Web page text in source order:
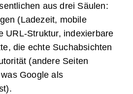
aus drei Säulen:
(Ladezeit, mobile
URL-Struktur, indexierbare
die echte Suchabsichten
(andere Seiten
Google als